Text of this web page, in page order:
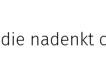
nadenkt